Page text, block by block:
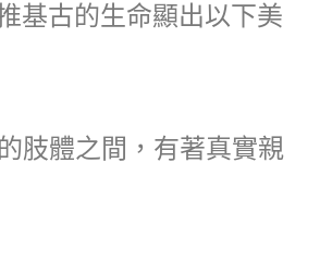
基古的生命顯出以下美
肢體之間，有著真實親